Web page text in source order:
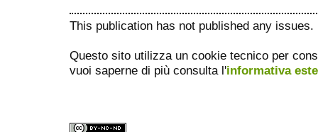
This publication has not published any issues.
Questo sito utilizza un cookie tecnico per
vuoi saperne di più consulta l'informativa